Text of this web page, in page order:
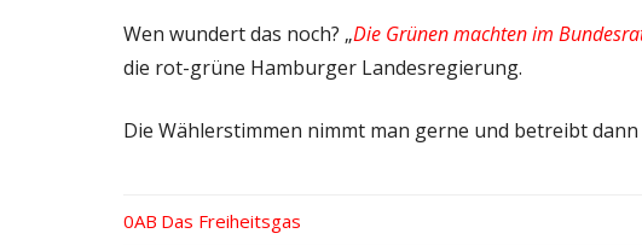
Wen wundert das noch? „Die Grünen machten im
die rot-grüne Hamburger Landesregierung.
Die Wählerstimmen nimmt man gerne und betreibt dann
Vorheriger
Das Freiheitsgas